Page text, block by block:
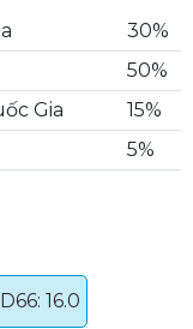
30%
50%
Gia
15%
5%
D66: 16.0